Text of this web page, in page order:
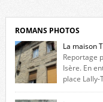
ROMANS PHOTOS
La maison
Reportage
Isère. En
place
maison construite au